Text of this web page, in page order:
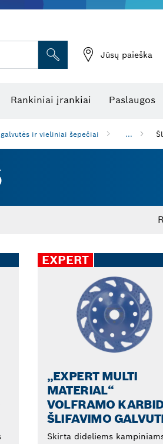
Jūsų paieška
Rankiniai įrankiai Paslaugos
ir vieliniai šepečiai ...
EXPERT
„EXPERT MULTI
MATERIAL“
VOLFRAMO
ŠLIFAVIMO
Skirta dideliems